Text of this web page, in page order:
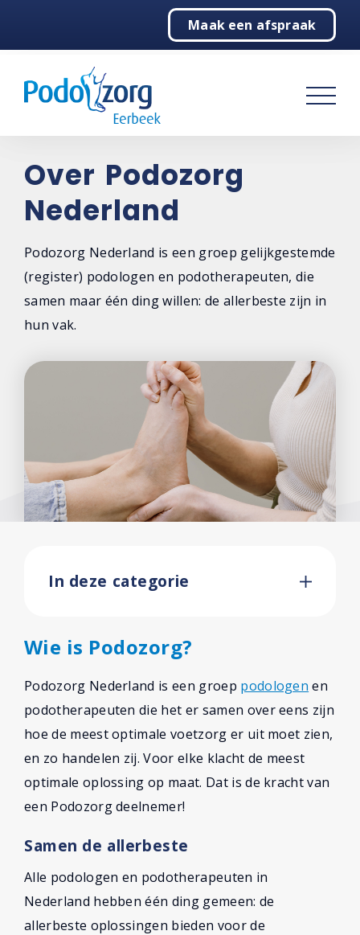
Maak een afspraak
Podotherapie
Behandelingen
Over ons
De praktijk
Podozorg Nederland
Contact
Over Podozorg
Nederland
Podozorg Nederland is een groep gelijkgestemde
(register) podologen en podotherapeuten, die
samen maar één ding willen: de allerbeste zijn in
hun vak.
In deze categorie
Wie is Podozorg?
Podozorg Nederland is een groep podologen en
podotherapeuten die het er samen over eens zijn
hoe de meest optimale voetzorg er uit moet zien,
en zo handelen zij. Voor elke klacht de meest
optimale oplossing op maat. Dat is de kracht van
een Podozorg deelnemer!
Samen de allerbeste
Alle podologen en podotherapeuten in
Nederland hebben één ding gemeen: de
allerbeste oplossingen bieden voor de